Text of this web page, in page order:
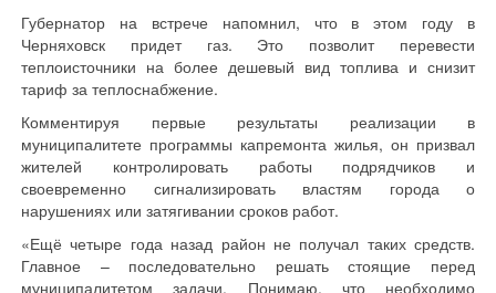
Губернатор на встрече напомнил, что в этом году в
Черняховск придет газ. Это позволит перевести
теплоисточники на более дешевый вид топлива и снизит
тариф за теплоснабжение.
Комментируя первые результаты реализации в
муниципалитете программы капремонта жилья, он призвал
жителей контролировать работы подрядчиков и
своевременно сигнализировать властям города о
нарушениях или затягивании сроков работ.
«Ещё четыре года назад район не получал таких средств.
Главное – последовательно решать стоящие перед
муниципалитетом задачи. Понимаю, что необходимо